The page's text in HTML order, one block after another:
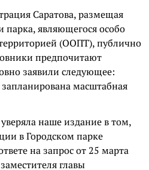
Саратова, размещая
являющегося особо
(ООПТ), публично
предпочитают
заявили следующее:
масштабная
наше издание в том,
в Городском парке
на запрос от 25 марта
главы